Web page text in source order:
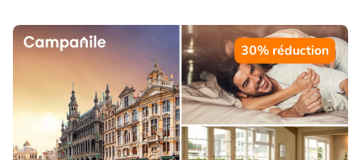
30% réduction